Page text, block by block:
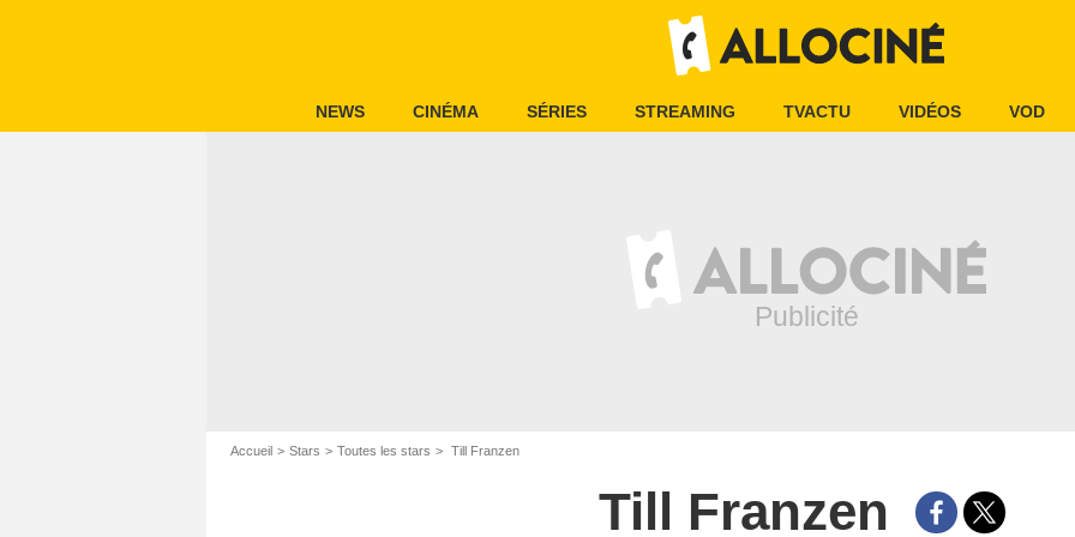
NEWS CINÉMA SÉRIES STREAMING TVACTU VIDÉOS VOD
Accueil Stars Toutes les stars Till Franzen
Till Franzen